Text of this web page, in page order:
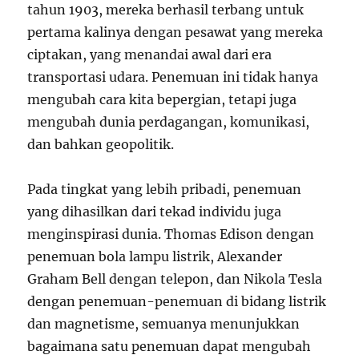
tahun 1903, mereka berhasil terbang untuk
pertama kalinya dengan pesawat yang mereka
ciptakan, yang menandai awal dari era
transportasi udara. Penemuan ini tidak hanya
mengubah cara kita bepergian, tetapi juga
mengubah dunia perdagangan, komunikasi,
dan bahkan geopolitik.
Pada tingkat yang lebih pribadi, penemuan
yang dihasilkan dari tekad individu juga
menginspirasi dunia. Thomas Edison dengan
penemuan bola lampu listrik, Alexander
Graham Bell dengan telepon, dan Nikola Tesla
dengan penemuan-penemuan di bidang listrik
dan magnetisme, semuanya menunjukkan
bagaimana satu penemuan dapat mengubah